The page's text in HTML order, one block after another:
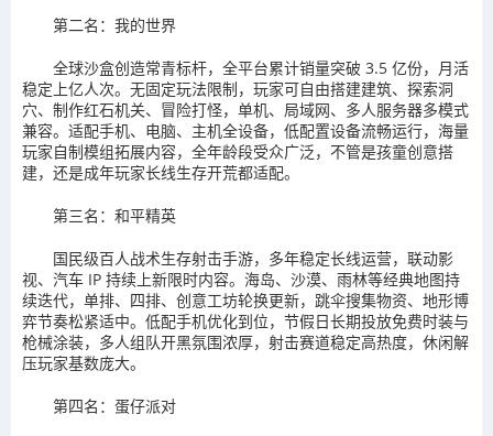
第二名：我的世界
全球沙盒创造常青标杆，全平台累计销量突破 3.5 亿份，月活
稳定上亿人次。无固定玩法限制，玩家可自由搭建建筑、探索洞
穴、制作红石机关、冒险打怪，单机、局域网、多人服务器多模式
兼容。适配手机、电脑、主机全设备，低配置设备流畅运行，海量
玩家自制模组拓展内容，全年龄段受众广泛，不管是孩童创意搭
建，还是成年玩家长线生存开荒都适配。
第三名：和平精英
国民级百人战术生存射击手游，多年稳定长线运营，联动影
视、汽车 IP 持续上新限时内容。海岛、沙漠、雨林等经典地图持
续迭代，单排、四排、创意工坊轮换更新，跳伞搜集物资、地形博
弈节奏松紧适中。低配手机优化到位，节假日长期投放免费时装与
枪械涂装，多人组队开黑氛围浓厚，射击赛道稳定高热度，休闲解
压玩家基数庞大。
第四名：蛋仔派对